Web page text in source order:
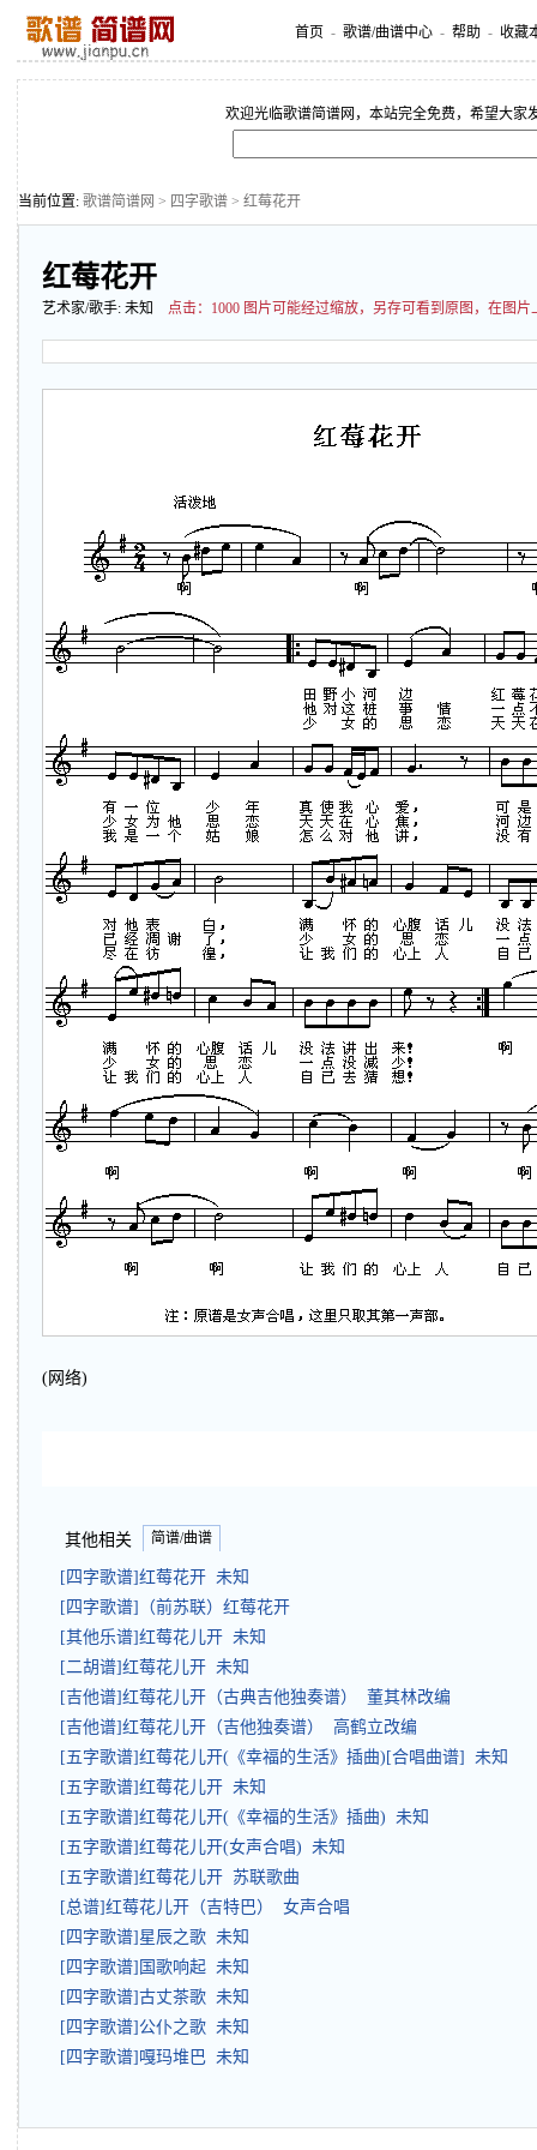
首页 - 歌谱/曲谱中心 - 帮助 - 收藏
欢迎光临歌谱简谱网，本站完全免费，希望大家
当前位置: 歌谱简谱网 > 四字歌谱 > 红莓花开
红莓花开
艺术家/歌手: 未知 点击： 1000 图片可能经过缩放，另存可看到原图，在图
(网络)
其他相关 简谱/曲谱
[四字歌谱]红莓花开 未知
[四字歌谱]（前苏联）红莓花开
[其他乐谱]红莓花儿开 未知
[二胡谱]红莓花儿开 未知
[吉他谱]红莓花儿开（古典吉他独奏谱） 董其林改编
[吉他谱]红莓花儿开（吉他独奏谱） 高鹤立改编
[五字歌谱]红莓花儿开(《幸福的生活》插曲)[合唱曲谱] 未知
[五字歌谱]红莓花儿开 未知
[五字歌谱]红莓花儿开(《幸福的生活》插曲) 未知
[五字歌谱]红莓花儿开(女声合唱) 未知
[五字歌谱]红莓花儿开 苏联歌曲
[总谱]红莓花儿开（吉特巴） 女声合唱
[四字歌谱]星辰之歌 未知
[四字歌谱]国歌响起 未知
[四字歌谱]古丈茶歌 未知
[四字歌谱]公仆之歌 未知
[四字歌谱]嘎玛堆巴 未知